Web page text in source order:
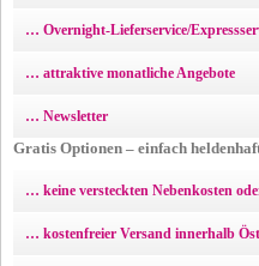
… Overnight-Lieferservice/
… attraktive monatliche Angebote
… Newsletter
Gratis Optionen – einfach
… keine versteckten Nebenkosten
… kostenfreier Versand innerhalb